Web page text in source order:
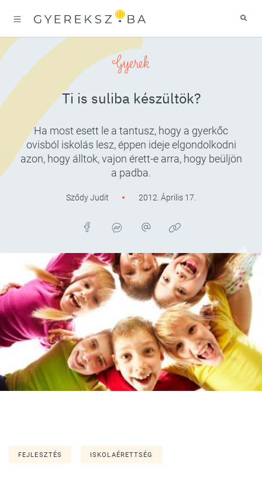
Gyerek
Ti is suliba készültök?
Ha most esett le a tantusz, hogy a gyerkőc
ovisból iskolás lesz, éppen ideje elgondolkodni
azon, hogy álltok, vajon érett-e arra, hogy beüljön
a padba.
Sződy Judit 2012. Április 17.
FEJLESZTÉS ISKOLAÉRETTSÉG